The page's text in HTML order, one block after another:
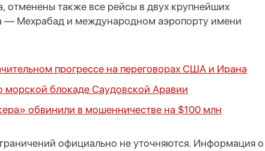
отменены также все рейсы в двух крупнейших
— Мехрабад и международном аэропорту имени
прогрессе на переговорах США и Ирана
морской блокаде Саудовской Аравии
обвинили в мошенничестве на $100 млн
официально не уточняются. Информация о